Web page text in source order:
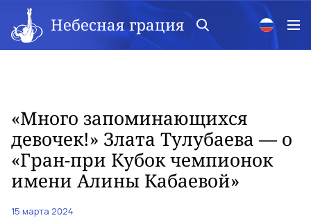
Небесная грация
«Много запоминающихся
девочек!» Злата Тулубаева — о
«Гран-при Кубок чемпионок
имени Алины Кабаевой»
15 марта 2024